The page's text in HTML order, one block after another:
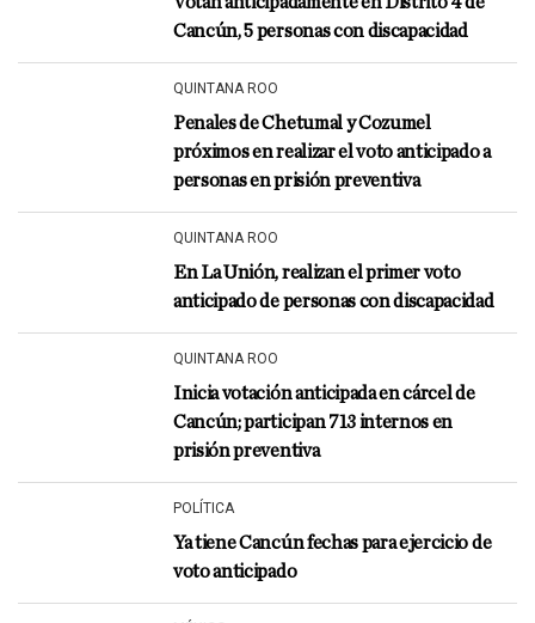
Cancún, 5 personas con discapacidad
QUINTANA ROO
Penales de Chetumal y Cozumel
próximos en realizar el voto anticipado a
personas en prisión preventiva
QUINTANA ROO
En La Unión, realizan el primer voto
anticipado de personas con discapacidad
QUINTANA ROO
Inicia votación anticipada en cárcel de
Cancún; participan 713 internos en
prisión preventiva
POLÍTICA
Ya tiene Cancún fechas para ejercicio de
voto anticipado